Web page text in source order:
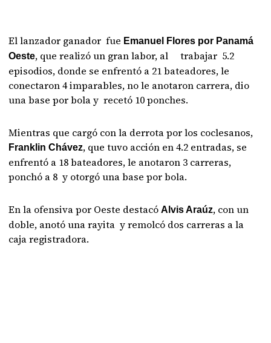
El lanzador ganador fue Emanuel Flores por Panamá
Oeste, que realizó un gran labor, al trabajar 5.2
episodios, donde se enfrentó a 21 bateadores, le
conectaron 4 imparables, no le anotaron carrera, dio
una base por bola y recetó 10 ponches.
Mientras que cargó con la derrota por los coclesanos,
Franklin Chávez, que tuvo acción en 4.2 entradas, se
enfrentó a 18 bateadores, le anotaron 3 carreras,
ponchó a 8 y otorgó una base por bola.
En la ofensiva por Oeste destacóAlvis Araúz, con un
doble, anotó una rayita y remolcó dos carreras a la
caja registradora.